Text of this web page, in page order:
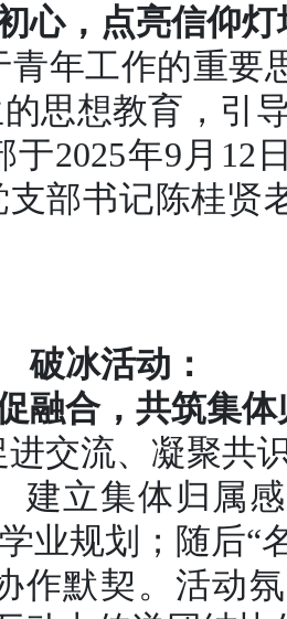
心，点亮信仰灯
年工作的重要
思想教育，引
2025年9月12
部书记陈桂贤
破冰活动：
融合，共筑集体
交流、凝聚共
建立集体归属
业规划；随后“
作默契。活动